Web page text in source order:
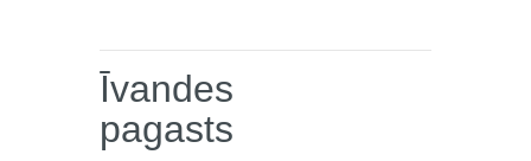
Īvandes
pagasts